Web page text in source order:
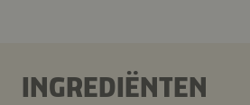
INGREDIËNTEN